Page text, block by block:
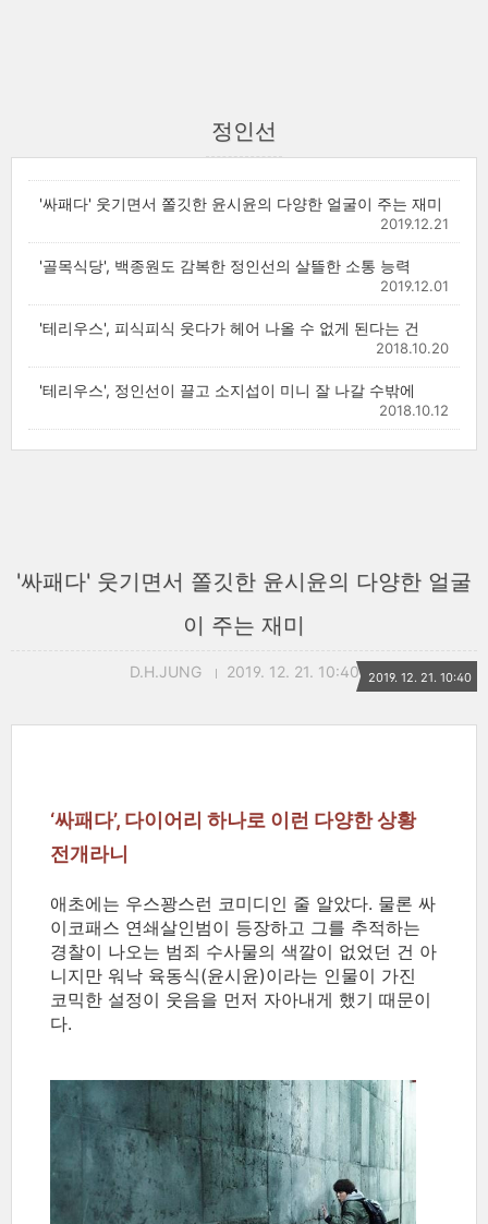
정인선
'싸패다' 웃기면서 쫄깃한 윤시윤의 다양한 얼굴이 주는 재미
2019.12.21
'골목식당', 백종원도 감복한 정인선의 살뜰한 소통 능력
2019.12.01
'테리우스', 피식피식 웃다가 헤어 나올 수 없게 된다는 건
2018.10.20
'테리우스', 정인선이 끌고 소지섭이 미니 잘 나갈 수밖에
2018.10.12
'싸패다' 웃기면서 쫄깃한 윤시윤의 다양한 얼굴
이 주는 재미
D.H.JUNG 2019. 12. 21. 10:40 2019. 12. 21. 10:40
‘싸패다’, 다이어리 하나로 이런 다양한 상황
전개라니
애초에는 우스꽝스런 코미디인 줄 알았다. 물론 싸
이코패스 연쇄살인범이 등장하고 그를 추적하는
경찰이 나오는 범죄 수사물의 색깔이 없었던 건 아
니지만 워낙 육동식(윤시윤)이라는 인물이 가진
코믹한 설정이 웃음을 먼저 자아내게 했기 때문이
다.